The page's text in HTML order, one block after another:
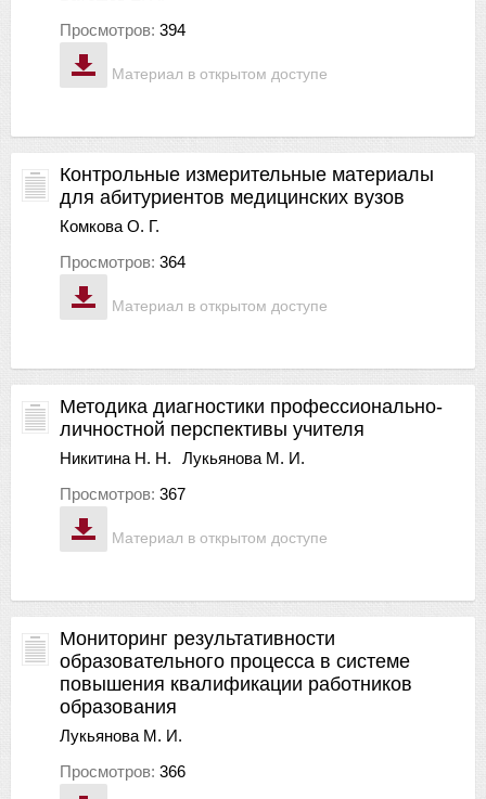
Материал в открытом доступе
Просмотров: 394
Материал в открытом доступе
Контрольные измерительные материалы
для абитуриентов медицинских вузов
Комкова О. Г.
Просмотров: 364
Материал в открытом доступе
Методика диагностики профессионально-
личностной перспективы учителя
Никитина Н. Н.
Лукьянова М. И.
Просмотров: 367
Мониторинг результативности
образовательного процесса в системе
повышения квалификации работников
образования
Лукьянова М. И.
Просмотров: 366